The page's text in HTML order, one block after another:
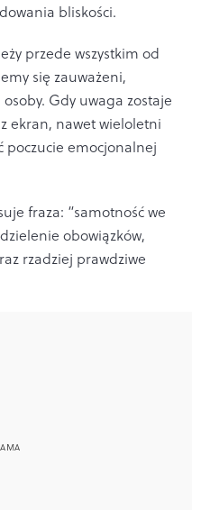
bliskości.
przede wszystkim od
się zauważeni,
Gdy uwaga zostaje
ekran, nawet wieloletni
poczucie emocjonalnej
fraza: “samotność we
obowiązków,
rzadziej prawdziwe